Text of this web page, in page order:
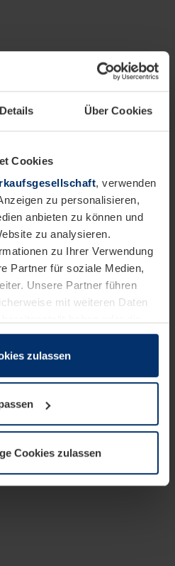
Details Über Cookies
Cookies
, verwenden
zu personalisieren,
anbieten zu können und
zu analysieren.
zu Ihrer Verwendung
Partner für soziale Medien,
Unsere Partner führen
mit weiteren Daten
der Dienste gesammelt
dieser Seite unbedingt
Cookie-Typen benötigen
können Sie jederzeit
Website ändern oder
zulassen
Cookies zulassen